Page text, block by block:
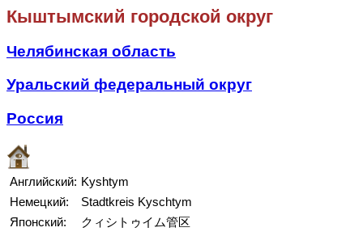
Кыштымский городской округ
Челябинская область
Уральский федеральный округ
Россия
Английский: Kyshtym
Немецкий:
Stadtkreis Kyschtym
Японский:
クィシトゥイム管区